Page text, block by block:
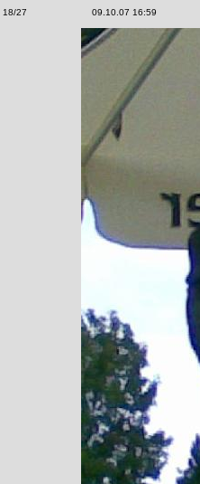
18/27 09.10.07 16:59